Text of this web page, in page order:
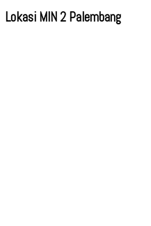
Lokasi MIN 2 Palembang